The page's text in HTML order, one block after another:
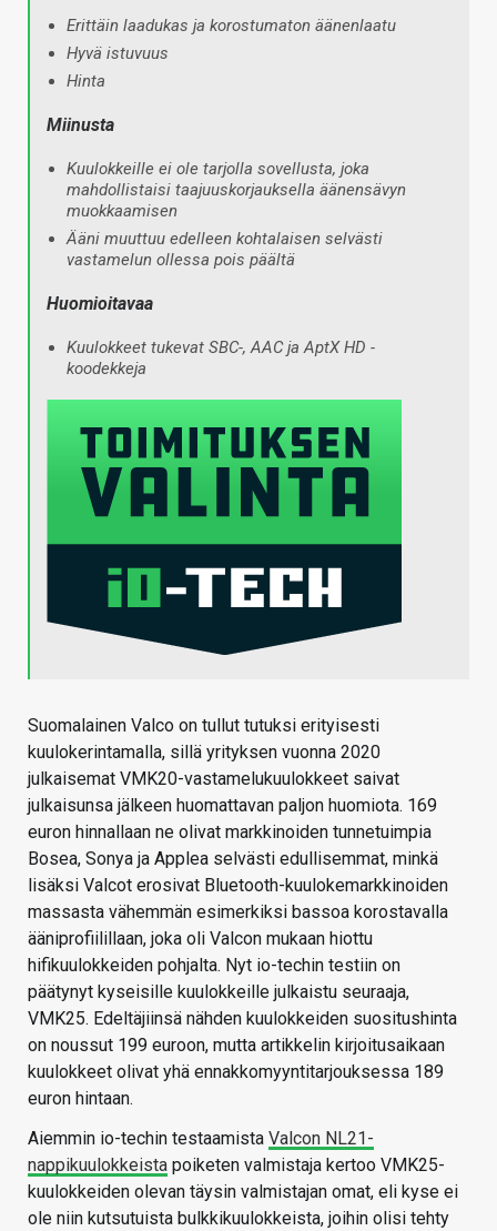
Erittäin laadukas ja korostumaton äänenlaatu
Hyvä istuvuus
Hinta
Miinusta
Kuulokkeille ei ole tarjolla sovellusta, joka
mahdollistaisi taajuuskorjauksella äänensävyn
muokkaamisen
Ääni muuttuu edelleen kohtalaisen selvästi
vastamelun ollessa pois päältä
Huomioitavaa
Kuulokkeet tukevat SBC-, AAC ja AptX HD -
koodekkeja
Suomalainen Valco on tullut tutuksi erityisesti
kuulokerintamalla, sillä yrityksen vuonna 2020
julkaisemat VMK20-vastamelukuulokkeet saivat
julkaisunsa jälkeen huomattavan paljon huomiota. 169
euron hinnallaan ne olivat markkinoiden tunnetuimpia
Bosea, Sonya ja Applea selvästi edullisemmat, minkä
lisäksi Valcot erosivat Bluetooth-kuulokemarkkinoiden
massasta vähemmän esimerkiksi bassoa korostavalla
ääniprofiilillaan, joka oli Valcon mukaan hiottu
hifikuulokkeiden pohjalta. Nyt io-techin testiin on
päätynyt kyseisille kuulokkeille julkaistu seuraaja,
VMK25. Edeltäjiinsä nähden kuulokkeiden suositushinta
on noussut 199 euroon, mutta artikkelin kirjoitusaikaan
kuulokkeet olivat yhä ennakkomyyntitarjouksessa 189
euron hintaan.
Aiemmin io-techin testaamista Valcon NL21-
nappikuulokkeista poiketen valmistaja kertoo VMK25-
kuulokkeiden olevan täysin valmistajan omat, eli kyse ei
ole niin kutsutuista bulkkikuulokkeista, joihin olisi tehty